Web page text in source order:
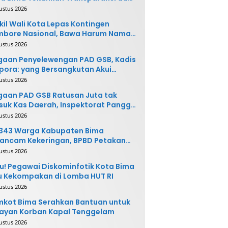
2026
Wali Kota Lepas Kontingen
Nasional, Bawa Harum Nama
Bima
2026
Penyelewengan PAD GSB, Kadis
yang Bersangkutan Akui
dan Siap
2026
PAD GSB Ratusan Juta tak
Kas Daerah, Inspektorat Panggil
Terkait
2026
Warga Kabupaten Bima
Kekeringan, BPBD Petakan
Rawan
2026
Pegawai Diskominfotik Kota Bima
Kekompakan di Lomba HUT RI
2026
Bima Serahkan Bantuan untuk
Korban Kapal Tenggelam
2026